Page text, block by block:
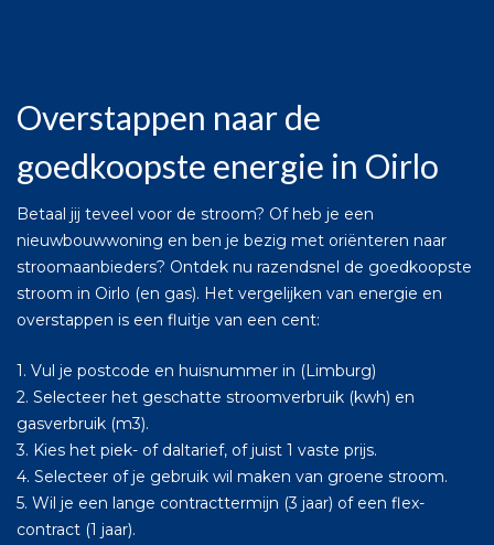
Overstappen naar de
goedkoopste energie in Oirlo
Betaal jij teveel voor de stroom? Of heb je een
nieuwbouwwoning en ben je bezig met oriënteren naar
stroomaanbieders? Ontdek nu razendsnel de goedkoopste
stroom in Oirlo (en gas). Het vergelijken van energie en
overstappen is een fluitje van een cent:
1. Vul je postcode en huisnummer in (Limburg)
2. Selecteer het geschatte stroomverbruik (kwh) en
gasverbruik (m3).
3. Kies het piek- of daltarief, of juist 1 vaste prijs.
4. Selecteer of je gebruik wil maken van groene stroom.
5. Wil je een lange contracttermijn (3 jaar) of een flex-
contract (1 jaar).